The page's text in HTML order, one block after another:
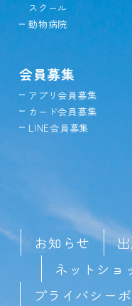
スクール
動物病院
会員募集
アプリ会員募集
カード会員募集
LINE会員募集
お知らせ
ネットショ
プライバシー